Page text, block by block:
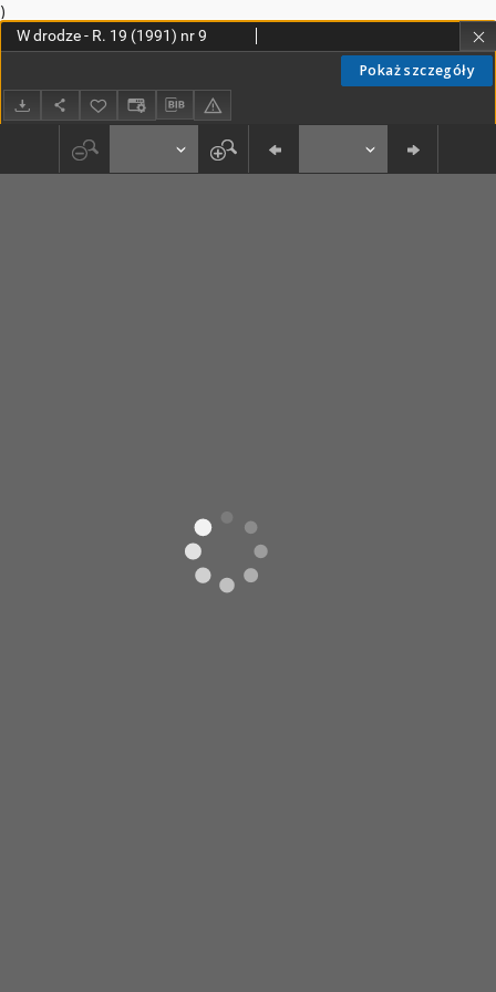
)
Pokaż szczegóły
W drodze - R. 19 (1991) nr 9